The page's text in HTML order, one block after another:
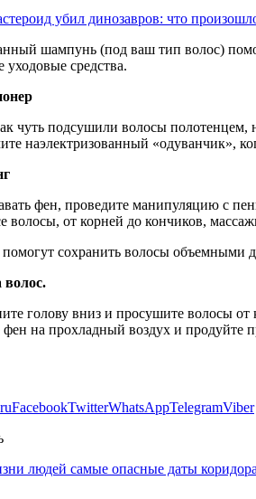
убил динозавров: что
шампунь (под ваш тип волос)
средства.
чуть подсушили волосы
наэлектризованный «одуванчик»,
фен, проведите манипуляцию с
волосы, от корней до кончиков,
голову вниз и просушите волосы
на прохладный воздух и продуйте
FacebookTwitterWhatsAppTelegramViber
людей самые опасные даты